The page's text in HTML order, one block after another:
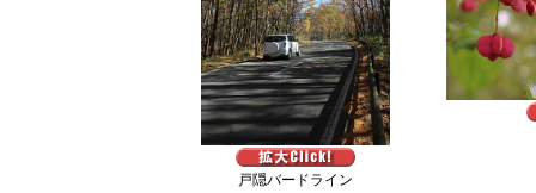
戸隠バードライン